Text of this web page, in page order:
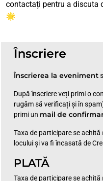
contactați pentru a discuta
🌟
Înscriere
Înscrierea la eveniment
După înscriere veți primi o
rugăm să verificați și în
primi un mail de
Taxa de participare se achită
locului și va fi încasată de
PLATĂ
Taxa de participare se achită